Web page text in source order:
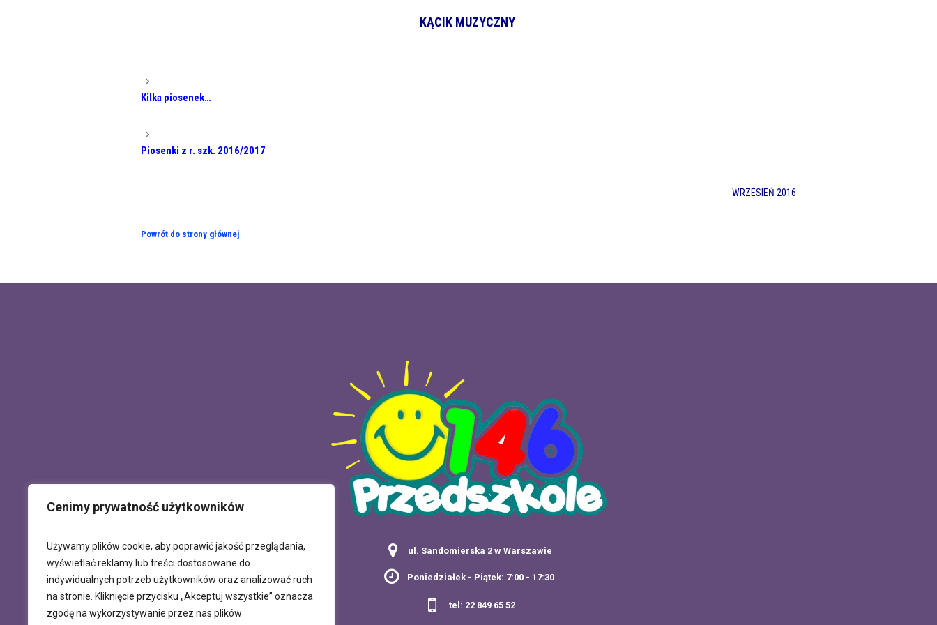
Cenimy prywatność użytkowników
Używamy plików cookie, aby poprawić jakość przeglądania,
wyświetlać reklamy lub treści dostosowane do
indywidualnych potrzeb użytkowników oraz analizować ruch
na stronie. Kliknięcie przycisku „Akceptuj wszystkie” oznacza
zgodę na wykorzystywanie przez nas plików
KĄCIK MUZYCZNY
Kilka piosenek…
Piosenki z r. szk. 2016/2017
WRZESIEŃ 2016
Powrót do strony głównej
ul. Sandomierska 2 w Warszawie
Poniedziałek - Piątek: 7:00 - 17:30
tel: 22 849 65 52